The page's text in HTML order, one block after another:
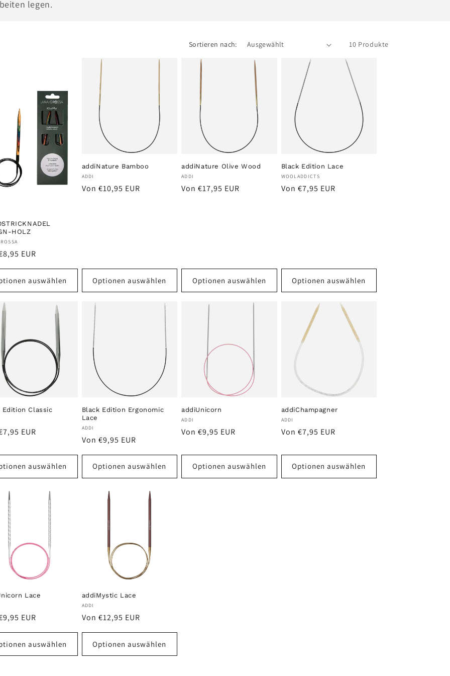
legen.
Sortieren nach: 10 Produkte
HOLZ
EUR
auswählen
addiNature Bamboo
Anbieter:
ADDI
Normaler
Von €10,95 EUR
Optionen auswählen
addiNature Olive Wood
Anbieter:
ADDI
Normaler
Von €17,95 EUR
Optionen auswählen
Black Edition Lace
Anbieter:
WOOLADDICTS
Normaler
Von €7,95 EUR
Optionen auswählen
Edition Classic
EUR
auswählen
Black Edition Ergonomic
Lace
Anbieter:
ADDI
Normaler
Von €9,95 EUR
Optionen auswählen
addiUnicorn
Anbieter:
ADDI
Normaler
Von €9,95 EUR
Optionen auswählen
addiChampagner
Anbieter:
ADDI
Normaler
Von €7,95 EUR
Optionen auswählen
Lace
EUR
auswählen
addiMystic Lace
Anbieter:
ADDI
Normaler
Von €12,95 EUR
Optionen auswählen